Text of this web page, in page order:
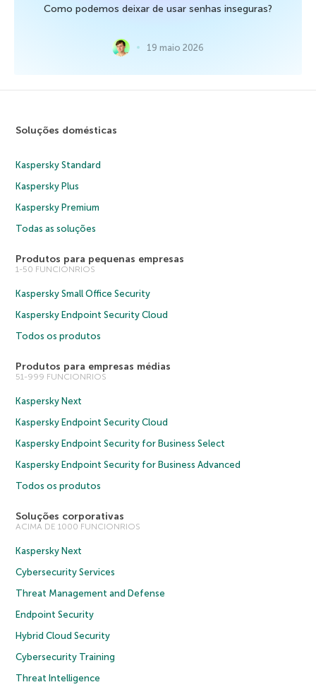
Como podemos deixar de usar senhas inseguras?
19 maio 2026
Soluções domésticas
Kaspersky Standard
Kaspersky Plus
Kaspersky Premium
Todas as soluções
Produtos para pequenas empresas
1-50 FUNCIONRIOS
Kaspersky Small Office Security
Kaspersky Endpoint Security Cloud
Todos os produtos
Produtos para empresas médias
51-999 FUNCIONRIOS
Kaspersky Next
Kaspersky Endpoint Security Cloud
Kaspersky Endpoint Security for Business Select
Kaspersky Endpoint Security for Business Advanced
Todos os produtos
Soluções corporativas
ACIMA DE 1000 FUNCIONRIOS
Kaspersky Next
Cybersecurity Services
Threat Management and Defense
Endpoint Security
Hybrid Cloud Security
Cybersecurity Training
Threat Intelligence